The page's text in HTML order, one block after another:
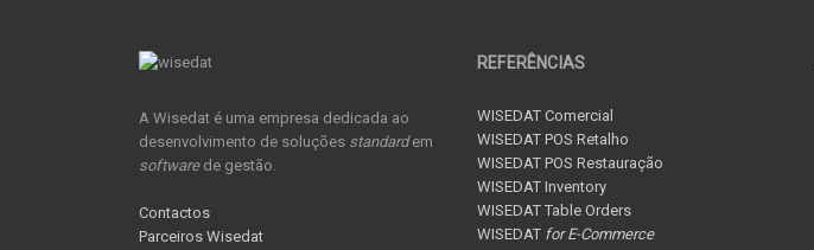
A Wisedat é uma empresa dedicada ao
desenvolvimento de soluções standardem
softwarede gestão.
Contactos
Parceiros Wisedat
REFERÊNCIAS
WISEDAT Comercial
WISEDAT POS Retalho
WISEDAT POS Restauração
WISEDAT Inventory
WISEDAT Table Orders
WISEDAT for E-Commerce